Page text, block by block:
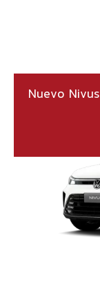
Nuevo Nivus